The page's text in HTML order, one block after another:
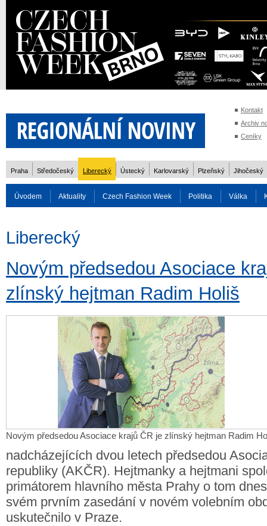
Kontakt
Archiv
Ceníky
Praha Středočeský Liberecký Ústecký Karlovarský Plzeňský Jihočeský
Úvodem Aktuality Czech Fashion Week Politika Válka
Rozhovory
Liberecký
Novým předsedou Asociace
zlínský hejtman Radim Holiš
Novým předsedou Asociace krajů ČR je zlínský hejtman Radim
nadcházejících dvou letech předsedou
republiky (AKČR). Hejtmanky a hejtmani
primátorem hlavního města Prahy o tom
svém prvním zasedání v novém volebním
uskutečnilo v Praze.